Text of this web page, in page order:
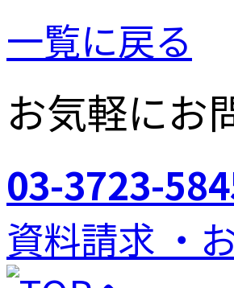
一覧に戻る
お気軽にお
03-3723-
資料請求 ・